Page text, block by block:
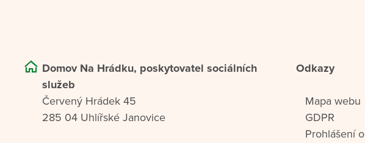
Domov Na Hrádku, poskytovatel sociálních
služeb
Červený Hrádek 45
285 04 Uhlířské Janovice
Odkazy
Mapa webu
GDPR
Prohlášení